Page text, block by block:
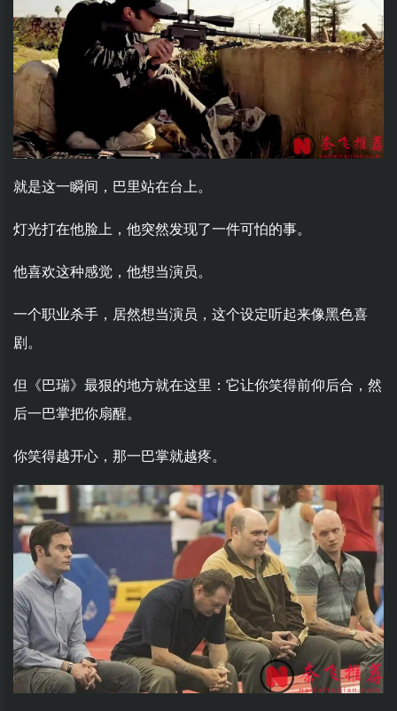
就是这一瞬间，巴里站在台上。
灯光打在他脸上，他突然发现了一件可怕的事。
他喜欢这种感觉，他想当演员。
一个职业杀手，居然想当演员，这个设定听起来像黑色喜
剧。
但《巴瑞》最狠的地方就在这里：它让你笑得前仰后合，然
后一巴掌把你扇醒。
你笑得越开心，那一巴掌就越疼。